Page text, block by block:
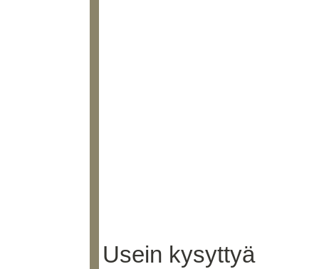
Usein kysyttyä